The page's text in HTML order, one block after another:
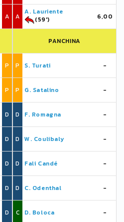
A
P
P
D
D
D
D
D
A
A. Lauriente
(59')
6,00
PANCHINA
P S. Turati -
P G. Satalino -
D F. Romagna -
D W. Coulibaly -
D Fali Candé -
D C. Odenthal -
C D. Boloca -